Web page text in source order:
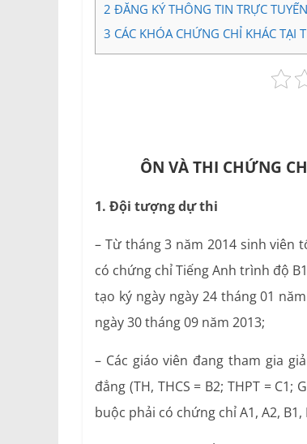
2 ĐĂNG KÝ THÔNG TIN TRỰC TUYẾN
3 CÁC KHÓA CHỨNG CHỈ KHÁC TẠI
ÔN VÀ THI CHỨNG
1. Đội tượng dự thi
– Từ tháng 3 năm 2014 sinh viên
có chứng chỉ Tiếng Anh trình độ
tạo ký ngày ngày 24 tháng 01
ngày 30 tháng 09 năm 2013;
– Các giáo viên đang tham gia
đẳng (TH, THCS = B2; THPT =
buộc phải có chứng chỉ A1, A2,